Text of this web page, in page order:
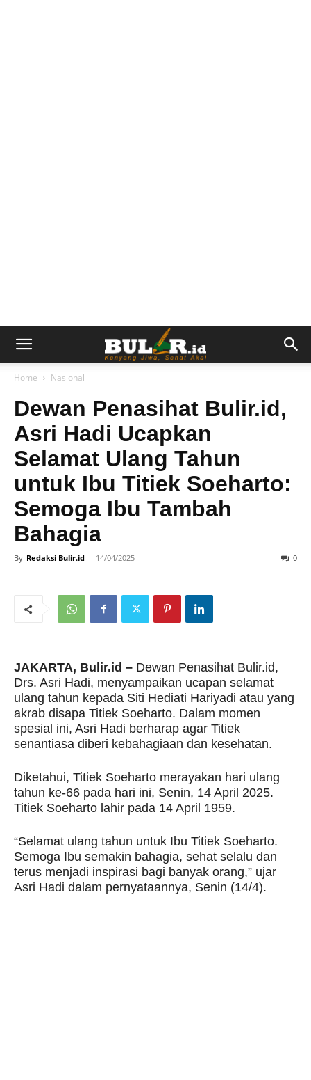
Home Nasional
Dewan Penasihat Bulir.id,
Asri Hadi Ucapkan
Selamat Ulang Tahun
untuk Ibu Titiek Soeharto:
Semoga Ibu Tambah
Bahagia
By Redaksi Bulir.id - 14/04/2025 0
JAKARTA, Bulir.id – Dewan Penasihat Bulir.id,
Drs. Asri Hadi, menyampaikan ucapan selamat
ulang tahun kepada Siti Hediati Hariyadi atau yang
akrab disapa Titiek Soeharto. Dalam momen
spesial ini, Asri Hadi berharap agar Titiek
senantiasa diberi kebahagiaan dan kesehatan.
Diketahui, Titiek Soeharto merayakan hari ulang
tahun ke-66 pada hari ini, Senin, 14 April 2025.
Titiek Soeharto lahir pada 14 April 1959.
“Selamat ulang tahun untuk Ibu Titiek Soeharto.
Semoga Ibu semakin bahagia, sehat selalu dan
terus menjadi inspirasi bagi banyak orang,” ujar
Asri Hadi dalam pernyataannya, Senin (14/4).